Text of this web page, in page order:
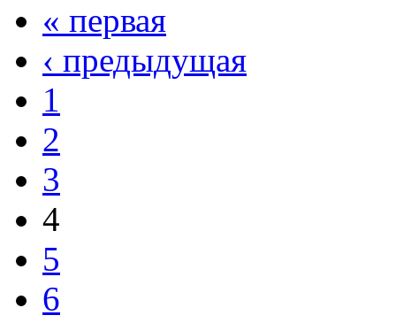
« первая
‹ предыдущая
1
2
3
4
5
6